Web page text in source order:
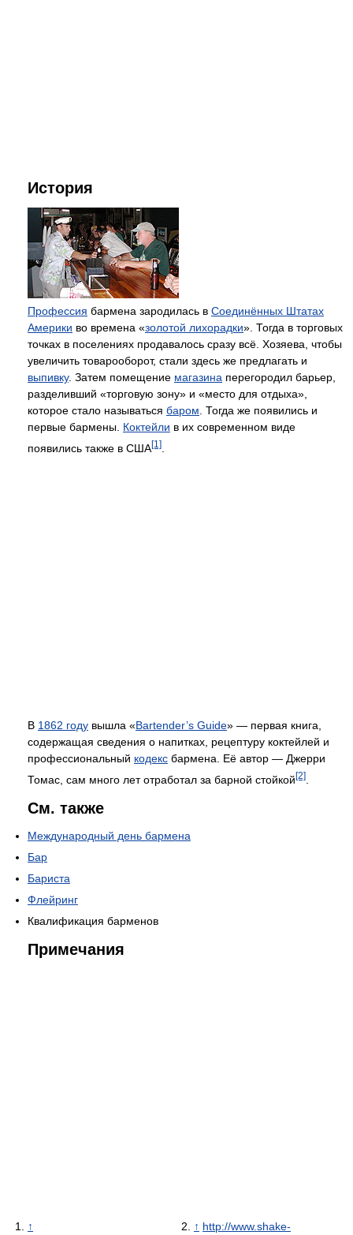
История
Профессия бармена зародилась в Соединённых Штатах
Америки во времена «золотой лихорадки». Тогда в торговых
точках в поселениях продавалось сразу всё. Хозяева, чтобы
увеличить товарооборот, стали здесь же предлагать и
выпивку. Затем помещение магазина перегородил барьер,
разделивший «торговую зону» и «место для отдыха»,
которое стало называться баром. Тогда же появились и
первые бармены. Коктейли в их современном виде
появились также в США[1]
В 1862 году вышла «Bartender’s Guide» — первая книга,
содержащая сведения о напитках, рецептуру коктейлей и
профессиональный кодекс бармена. Её автор — Джерри
Томас, сам много лет отработал за барной стойкой [2]
См. также
Международный день бармена
Бар
Бариста
Флейринг
Квалификация барменов
Примечания
↑ ↑ http://www.shake-